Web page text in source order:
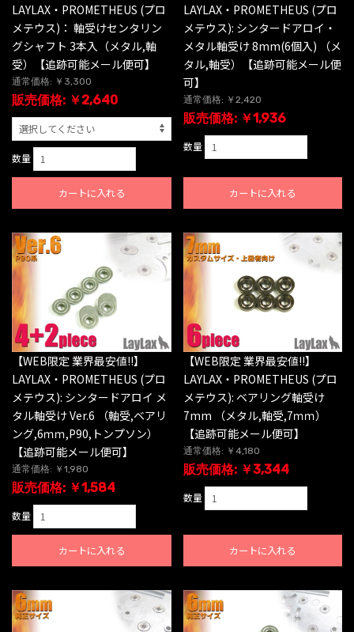
LAYLAX・PROMETHEUS (プロ
メテウス)： 軸受けセンタリン
グシャフト 3本入（メタル,軸
受）【追跡可能メール便可】
通常価格: ￥3,300
販売価格: ￥2,640
数量
カートに入れる
LAYLAX・PROMETHEUS (プロ
メテウス): シンタードアロイ・
メタル軸受け 8mm(6個入) （メ
タル,軸受）【追跡可能メール便
可】
通常価格: ￥2,420
販売価格: ￥1,936
数量
カートに入れる
【WEB限定 業界最安値!!】
LAYLAX・PROMETHEUS (プロ
メテウス): シンタードアロイ メ
タル軸受け Ver.6 （軸受,ベアリ
ング,6ｍｍ,P90,トンプソン）
【追跡可能メール便可】
通常価格: ￥1,980
販売価格: ￥1,584
数量
カートに入れる
【WEB限定 業界最安値!!】
LAYLAX・PROMETHEUS (プロ
メテウス): ベアリング軸受け
7mm （メタル,軸受,7ｍｍ）
【追跡可能メール便可】
通常価格: ￥4,180
販売価格: ￥3,344
数量
カートに入れる